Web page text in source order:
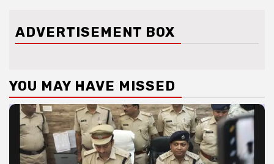
ADVERTISEMENT BOX
YOU MAY HAVE MISSED